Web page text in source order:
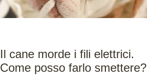
Il cane morde i fili elettrici.
Come posso farlo smettere?